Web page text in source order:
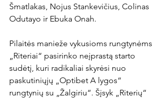
Šmatlakas, Nojus Stankevičius, Colinas
Odutayo ir Ebuka Onah.
Pilaitės manieže vykusioms rungtynėms
„Riteriai“ pasirinko neįprastą starto
sudėtį, kuri radikaliai skyrėsi nuo
paskutiniųjų „Optibet A lygos“
rungtynių su „Žalgiriu“. Šįsyk „Riterių“